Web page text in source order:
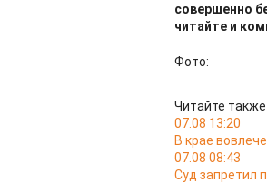
совершенно
читайте и
Фото:
Читайте также
07.08 13:20
В крае
07.08 08:43
Суд запретил